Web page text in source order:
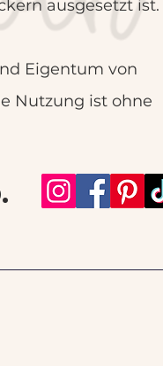
ausgesetzt ist.
Eigentum von
Nutzung ist ohne